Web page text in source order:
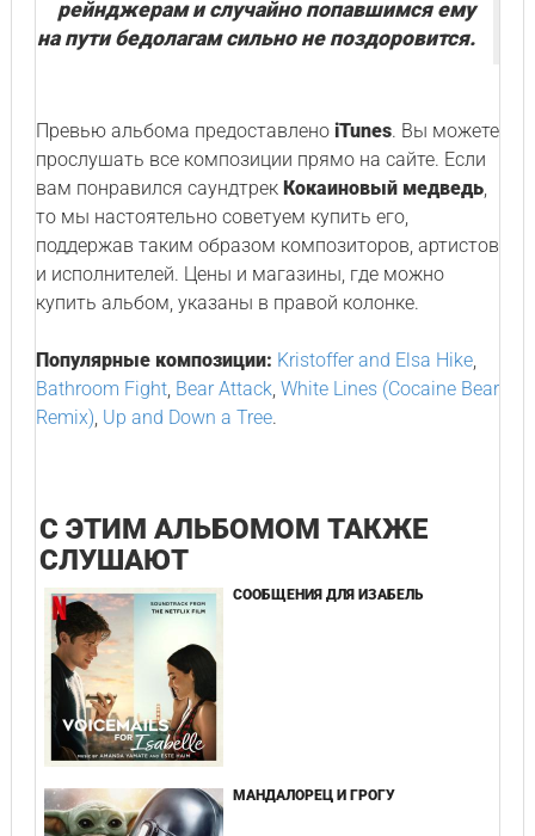
рейнджерам и случайно попавшимся ему
на пути бедолагам сильно не поздоровится.
Превью альбома предоставлено iTunes. Вы можете
прослушать все композиции прямо на сайте. Если
вам понравился саундтрек Кокаиновый медведь,
то мы настоятельно советуем купить его,
поддержав таким образом композиторов, артистов
и исполнителей. Цены и магазины, где можно
купить альбом, указаны в правой колонке.
Популярные композиции: Kristoffer and Elsa Hike,
Bathroom Fight, Bear Attack, White Lines (Cocaine Bear
Remix), Up and Down a Tree.
С ЭТИМ АЛЬБОМОМ ТАКЖЕ
СЛУШАЮТ
СООБЩЕНИЯ ДЛЯ ИЗАБЕЛЬ
МАНДАЛОРЕЦ И ГРОГУ